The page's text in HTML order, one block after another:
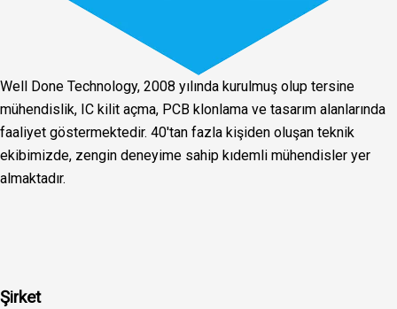
Well Done Technology, 2008 yılında kurulmuş olup tersine
mühendislik, IC kilit açma, PCB klonlama ve tasarım alanlarında
faaliyet göstermektedir. 40'tan fazla kişiden oluşan teknik
ekibimizde, zengin deneyime sahip kıdemli mühendisler yer
almaktadır.
Şirket